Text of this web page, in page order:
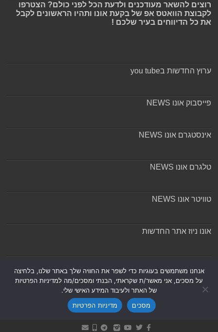
רוצים להשאר מעודכנים ולדעת הכל לפני כולם? הצטרפו
לקבוצת הוואטס אפ של בקעת אונו ותהיו הראשונים לקבל
את כל הדיווחים בעיר שלכם !
ערוץ החדשות בyou tube
פייסבוק אונו NEWS
אינסטגרם אונו NEWS
טלגרם אונו NEWS
טוויטר אונו NEWS
אונו ניוז אתר החדשות
אנחנו משתמשים בעוגיות כדי לשפר את החוויה שלך באתר שלנו, בלחיצה
על מסכים, אני מאשר/ת שקראתי, הבנתי ומסכים/מה למדיניות הפרטיות
של האתר ולעיבוד המידע האישי שלי.
מסכים
מדיניות הפרטיות